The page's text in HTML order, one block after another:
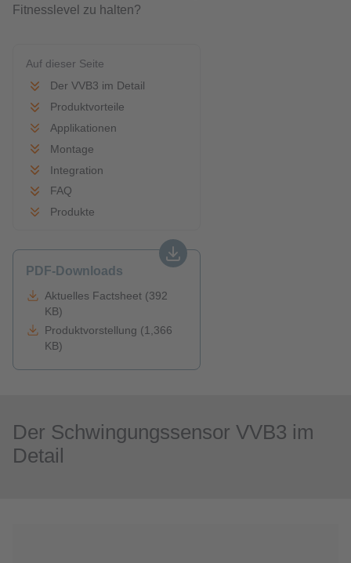
Fitnesslevel zu halten?
Auf dieser Seite
Der VVB3 im Detail
Produktvorteile
Applikationen
Montage
Integration
FAQ
Produkte
PDF-Downloads
Aktuelles Factsheet (392
KB)
Produktvorstellung (1,366
KB)
Der Schwingungssensor VVB3 im
Detail